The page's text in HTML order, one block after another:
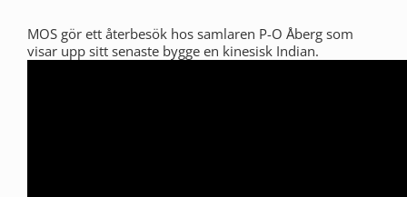
MOS gör ett återbesök hos samlaren P-O Åberg som
visar upp sitt senaste bygge en kinesisk Indian.